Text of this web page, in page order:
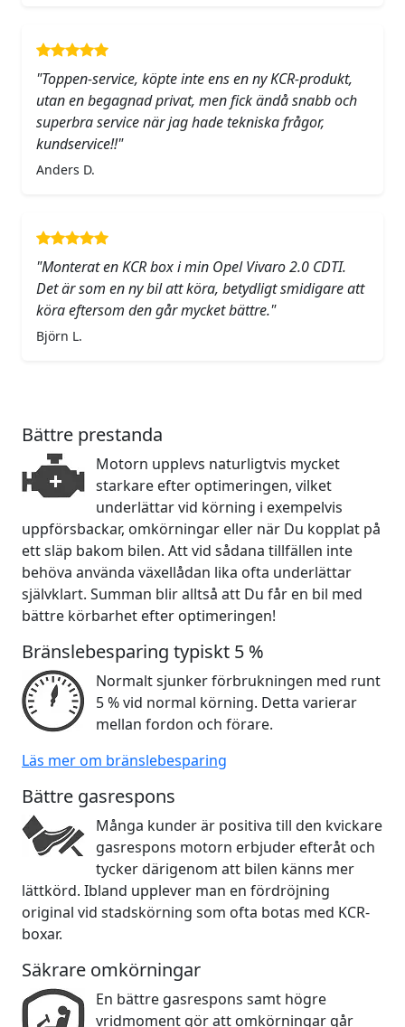
"Toppen-service, köpte inte ens en ny KCR-produkt,
utan en begagnad privat, men fick ändå snabb och
superbra service när jag hade tekniska frågor,
kundservice!!"
Anders D.
"Monterat en KCR box i min Opel Vivaro 2.0 CDTI.
Det är som en ny bil att köra, betydligt smidigare att
köra eftersom den går mycket bättre."
Björn L.
Bättre prestanda
Motorn upplevs naturligtvis mycket
starkare efter optimeringen, vilket
underlättar vid körning i exempelvis
uppförsbackar, omkörningar eller när Du kopplat på
ett släp bakom bilen. Att vid sådana tillfällen inte
behöva använda växellådan lika ofta underlättar
självklart. Summan blir alltså att Du får en bil med
bättre körbarhet efter optimeringen!
Bränslebesparing typiskt 5 %
Normalt sjunker förbrukningen med runt
5 % vid normal körning. Detta varierar
mellan fordon och förare.
Läs mer om bränslebesparing
Bättre gasrespons
Många kunder är positiva till den kvickare
gasrespons motorn erbjuder efteråt och
tycker därigenom att bilen känns mer
lättkörd. Ibland upplever man en fördröjning
original vid stadskörning som ofta botas med KCR-
boxar.
Säkrare omkörningar
En bättre gasrespons samt högre
vridmoment gör att omkörningar går